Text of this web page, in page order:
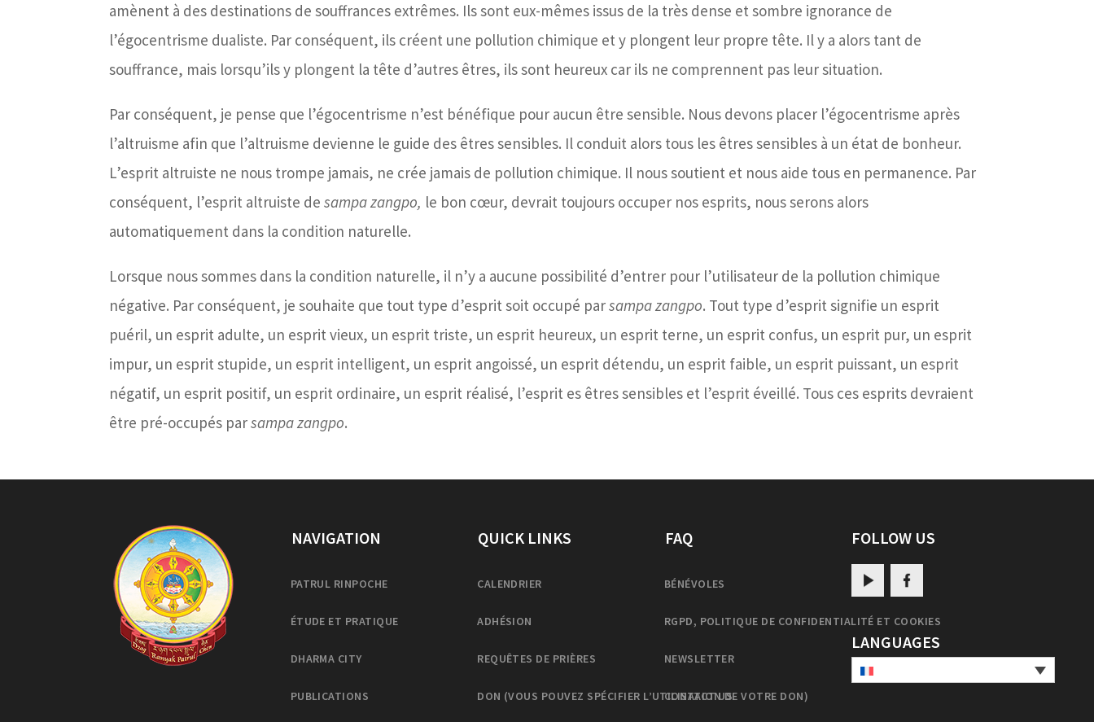
amènent à des destinations de souffrances extrêmes. Ils sont eux-mêmes issus de la très dense et sombre ignorance de
l’égocentrisme dualiste. Par conséquent, ils créent une pollution chimique et y plongent leur propre tête. Il y a alors tant de
souffrance, mais lorsqu’ils y plongent la tête d’autres êtres, ils sont heureux car ils ne comprennent pas leur situation.
Par conséquent, je pense que l’égocentrisme n’est bénéfique pour aucun être sensible. Nous devons placer l’égocentrisme après
l’altruisme afin que l’altruisme devienne le guide des êtres sensibles. Il conduit alors tous les êtres sensibles à un état de bonheur.
L’esprit altruiste ne nous trompe jamais, ne crée jamais de pollution chimique. Il nous soutient et nous aide tous en permanence. Par
conséquent, l’esprit altruiste desampa zangpo, le bon cœur, devrait toujours occuper nos esprits, nous serons alors
automatiquement dans la condition naturelle.
Lorsque nous sommes dans la condition naturelle, il n’y a aucune possibilité d’entrer pour l’utilisateur de la pollution chimique
négative. Par conséquent, je souhaite que tout type d’esprit soit occupé parsampa zangpo. Tout type d’esprit signifie un esprit
puéril, un esprit adulte, un esprit vieux, un esprit triste, un esprit heureux, un esprit terne, un esprit confus, un esprit pur, un esprit
impur, un esprit stupide, un esprit intelligent, un esprit angoissé, un esprit détendu, un esprit faible, un esprit puissant, un esprit
négatif, un esprit positif, un esprit ordinaire, un esprit réalisé, l’esprit es êtres sensibles et l’esprit éveillé. Tous ces esprits devraient
être pré-occupés parsampa zangpo.
NAVIGATION
PATRUL RINPOCHE
ÉTUDE ET PRATIQUE
DHARMA CITY
PUBLICATIONS
QUICK LINKS
CALENDRIER
ADHÉSION
REQUÊTES DE PRIÈRES
DON (VOUS POUVEZ SPÉCIFIER L’UTILISATION DE VOTRE DON)
FAQ
BÉNÉVOLES
RGPD, POLITIQUE DE CONFIDENTIALITÉ ET COOKIES
NEWSLETTER
CONTACT US
FOLLOW US
LANGUAGES